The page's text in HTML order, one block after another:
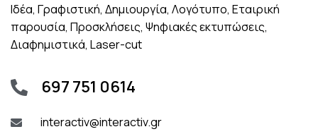
Ιδέα, Γραφιστική, Δημιουργία, Λογότυπο, Εταιρική
παρουσία, Προσκλήσεις, Ψηφιακές εκτυπώσεις,
Διαφημιστικά, Laser-cut
697 751 0614
interactiv@interactiv.gr